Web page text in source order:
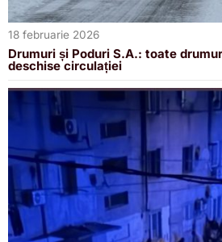
18 februarie 2026
Drumuri și Poduri S.A.: toate
deschise circulației